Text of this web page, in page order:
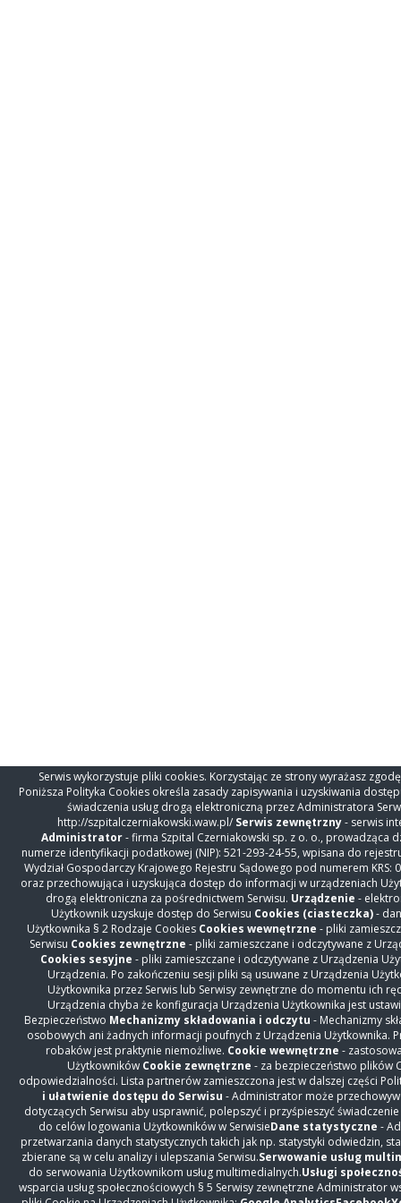
Serwis wykorzystuje pliki cookies. Korzystając ze strony wyrażasz
Poniższa Polityka Cookies określa zasady zapisywania i uzyskiwania
świadczenia usług drogą elektroniczną przez Administratora
http://szpitalczerniakowski.waw.pl/ Serwis zewnętrzny- serwis
Administrator- firma Szpital Czerniakowski sp. z o. o., prowadząca
numerze identyfikacji podatkowej (NIP): 521-293-24-55, wpisana do
Wydział Gospodarczy Krajowego Rejestru Sądowego pod numerem
oraz przechowująca i uzyskująca dostęp do informacji w urządzeniach
drogą elektroniczna za pośrednictwem Serwisu. Urządzenie -
Użytkownik uzyskuje dostęp do Serwisu Cookies (ciasteczka)-
Użytkownika § 2 Rodzaje Cookies Cookies wewnętrzne - pliki
Serwisu Cookies zewnętrzne - pliki zamieszczane i odczytywane z
Cookies sesyjne - pliki zamieszczane i odczytywane z Urządzenia
Urządzenia. Po zakończeniu sesji pliki są usuwane z Urządzenia
Użytkownika przez Serwis lub Serwisy zewnętrzne do momentu ich
Urządzenia chyba że konfiguracja Urządzenia Użytkownika jest
Bezpieczeństwo Mechanizmy składowania i odczytu - Mechanizmy
osobowych ani żadnych informacji poufnych z Urządzenia Użytkownika.
robaków jest praktynie niemożliwe. Cookie wewnętrzne -
Użytkowników Cookie zewnętrzne - za bezpieczeństwo plików
odpowiedzialności. Lista partnerów zamieszczona jest w dalszej części
i ułatwienie dostępu do Serwisu - Administrator może
dotyczących Serwisu aby usprawnić, polepszyć i przyśpieszyć świadczenie
do celów logowania Użytkowników w SerwisieDane statystyczne -
przetwarzania danych statystycznych takich jak np. statystyki odwiedzin,
zbierane są w celu analizy i ulepszania Serwisu.Serwowanie usług
do serwowania Użytkownikom usług multimedialnych.Usługi
wsparcia usług społecznościowych § 5 Serwisy zewnętrzne